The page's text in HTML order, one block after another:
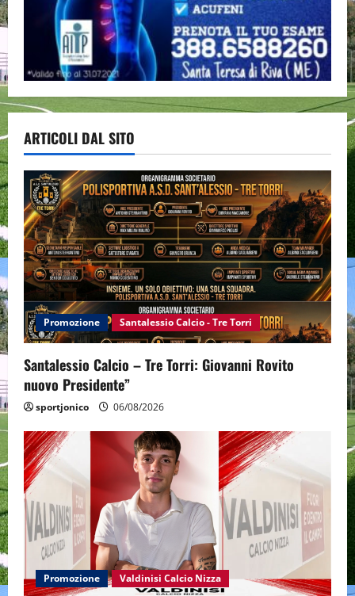
ARTICOLI DAL SITO
Promozione Santalessio Calcio - Tre Torri
Santalessio Calcio – Tre Torri: Giovanni Rovito
nuovo Presidente”
sportjonico 06/08/2026
Promozione Valdinisi Calcio Nizza